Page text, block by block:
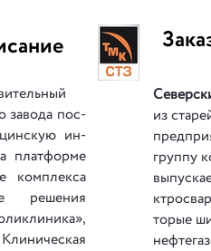
за­во­да пос­
ин­
плат­фор­ме
ком­плек­са
ре­ше­ния
из
груп­пу
то­рые